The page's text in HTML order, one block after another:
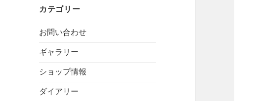
カテゴリー
お問い合わせ
ギャラリー
ショップ情報
ダイアリー